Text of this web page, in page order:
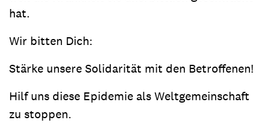
hat.
Wir bitten Dich:
Stärke unsere Solidarität mit den Betroffenen!
Hilf uns diese Epidemie als Weltgemeinschaft
zu stoppen.